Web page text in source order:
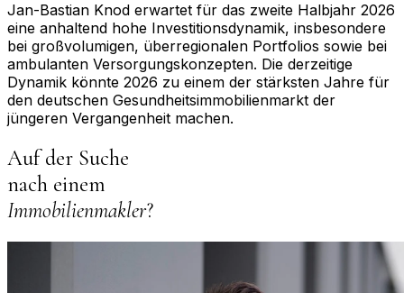
Jan-Bastian Knod erwartet für das zweite Halbjahr 2026
eine anhaltend hohe Investitionsdynamik, insbesondere
bei großvolumigen, überregionalen Portfolios sowie bei
ambulanten Versorgungskonzepten. Die derzeitige
Dynamik könnte 2026 zu einem der stärksten Jahre für
den deutschen Gesundheitsimmobilienmarkt der
jüngeren Vergangenheit machen.
Auf der Suche
nach einem
Immobilienmakler?